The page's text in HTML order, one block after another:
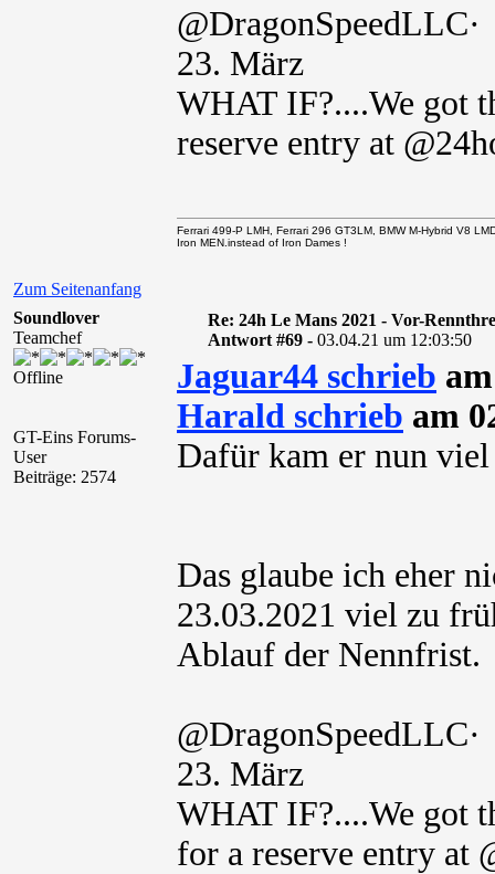
@DragonSpeedLLC·
23. März
WHAT IF?....We got
reserve entry at
Zum Seitenanfang
Ferrari 499-P LMH, Ferrari 296 GT3LM, BMW M-Hybrid V8
Iron MEN.instead of Iron Dames !
Soundlover
Teamchef
Offline
GT-Eins Forums-
User
Beiträge: 2574
Re: 24h Le Mans 2021 - Vor-
Antwort #69 - 03.04.21 um 12:03:50
Jaguar44 schrieb
Harald schrieb am
Dafür kam er nun
Das glaube ich eher
23.03.2021 viel zu
Ablauf der Nennfrist.
@DragonSpeedLLC·
23. März
WHAT IF?....We got
for a reserve entry at